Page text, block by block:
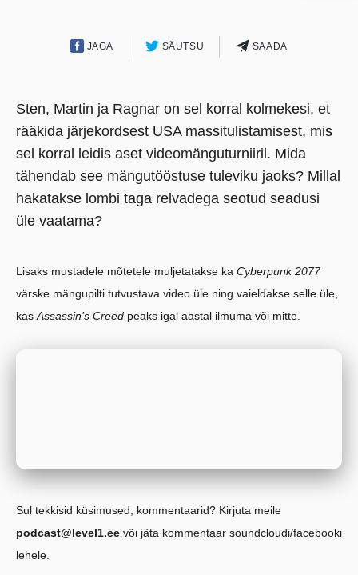
JAGA SÄUTSU SAADA
Sten, Martin ja Ragnar on sel korral kolmekesi, et
rääkida järjekordsest USA massitulistamisest, mis
sel korral leidis aset videomänguturniiril. Mida
tähendab see mängutööstuse tuleviku jaoks? Millal
hakatakse lombi taga relvadega seotud seadusi
üle vaatama?
Lisaks mustadele mõtetele muljetatakse ka Cyberpunk 2077
värske mängupilti tutvustava video üle ning vaieldakse selle üle,
kas Assassin’s Creed peaks igal aastal ilmuma või mitte.
Sul tekkisid küsimused, kommentaarid? Kirjuta meile
podcast@level1.ee või jäta kommentaar soundcloudi/facebooki
lehele.